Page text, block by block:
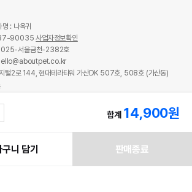
합계 14,900원
니 담기 판매종료
명 : 나옥귀
87-90035사업자정보확인
서울금천-2382호
hello@aboutpet.co.kr
지털2로 144, 현대테라타워 가산DK 507호, 508호 (가산동)